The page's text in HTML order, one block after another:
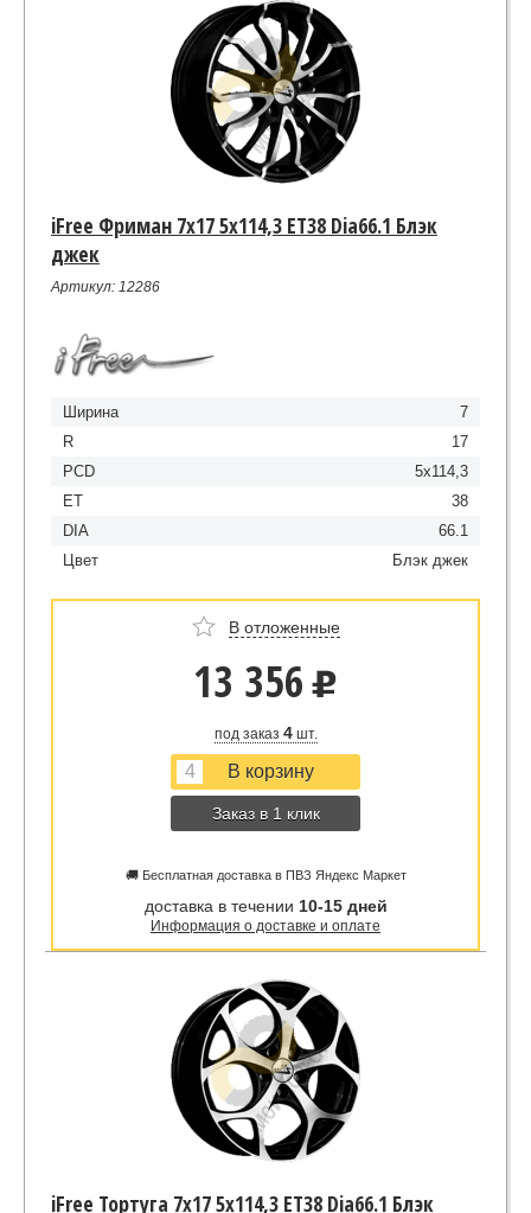
iFree Фриман 7x17 5x114,3 ET38 Dia66.1 Блэк
джек
Артикул: 12286
Ширина
7
R
17
PCD
5x114,3
ET
38
DIA
66.1
Цвет
Блэк джек
В отложенные
13 356 u
под заказ 4шт.
Заказ в 1 клик
🚚 Бесплатная доставка в ПВЗ Яндекс Маркет
доставка в течении 10-15 дней
Информация о доставке и оплате
iFree Тортуга 7x17 5x114,3 ET38 Dia66.1 Блэк